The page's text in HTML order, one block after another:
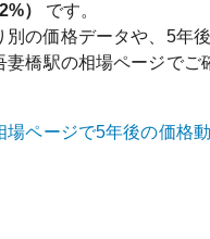
）
です。
別の価格データや、5年
妻橋駅の相場ページでご
場ページで5年後の価格